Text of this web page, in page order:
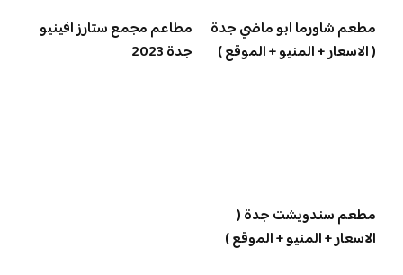
مطعم شاورما ابو ماضي جدة
( الاسعار + المنيو + الموقع )
مطاعم مجمع ستارز افينيو
جدة 2023
مطعم سندويشت جدة (
الاسعار + المنيو + الموقع )